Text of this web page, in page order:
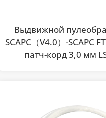
Выдвижной
SCAPC（V4.0）-SCAPC
патч-корд 3,0 мм